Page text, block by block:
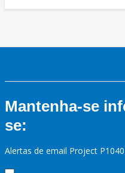
Mantenha-se
se:
Alertas de email Project